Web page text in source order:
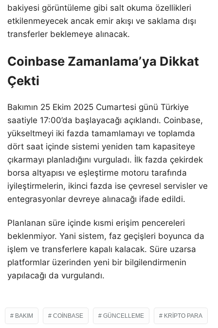
bakiyesi görüntüleme gibi salt okuma özellikleri
etkilenmeyecek ancak emir akışı ve saklama dışı
transferler beklemeye alınacak.
Coinbase Zamanlama’ya Dikkat
Çekti
Bakımın 25 Ekim 2025 Cumartesi günü Türkiye
saatiyle 17:00’da başlayacağı açıklandı. Coinbase,
yükseltmeyi iki fazda tamamlamayı ve toplamda
dört saat içinde sistemi yeniden tam kapasiteye
çıkarmayı planladığını vurguladı. İlk fazda çekirdek
borsa altyapısı ve eşleştirme motoru tarafında
iyileştirmelerin, ikinci fazda ise çevresel servisler ve
entegrasyonlar devreye alınacağı ifade edildi.
Planlanan süre içinde kısmi erişim pencereleri
beklenmiyor. Yani sistem, faz geçişleri boyunca da
işlem ve transferlere kapalı kalacak. Süre uzarsa
platformlar üzerinden yeni bir bilgilendirmenin
yapılacağı da vurgulandı.
BAKIM COINBASE GÜNCELLEME KRIPTO PARA